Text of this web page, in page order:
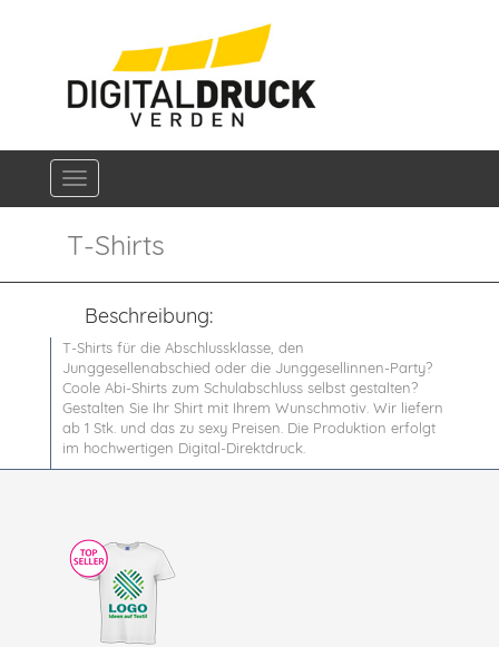
Navigation ein-/ausblenden
T-Shirts
Beschreibung:
T-Shirts für die Abschlussklasse, den
Junggesellenabschied oder die Junggesellinnen-Party?
Coole Abi-Shirts zum Schulabschluss selbst gestalten?
Gestalten Sie Ihr Shirt mit Ihrem Wunschmotiv. Wir liefern
ab 1 Stk. und das zu sexy Preisen. Die Produktion erfolgt
im hochwertigen Digital-Direktdruck.